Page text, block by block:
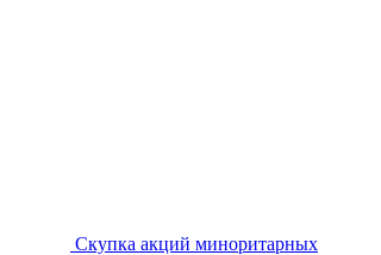
Скупка акций миноритарных